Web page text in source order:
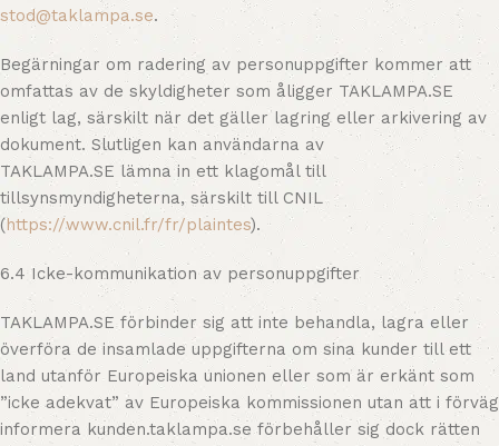
stod@taklampa.se.
Begärningar om radering av personuppgifter kommer att
omfattas av de skyldigheter som åligger TAKLAMPA.SE
enligt lag, särskilt när det gäller lagring eller arkivering av
dokument. Slutligen kan användarna av
TAKLAMPA.SE lämna in ett klagomål till
tillsynsmyndigheterna, särskilt till CNIL
(https://www.cnil.fr/fr/plaintes).
6.4 Icke-kommunikation av personuppgifter
TAKLAMPA.SE förbinder sig att inte behandla, lagra eller
överföra de insamlade uppgifterna om sina kunder till ett
land utanför Europeiska unionen eller som är erkänt som
”icke adekvat” av Europeiska kommissionen utan att i förväg
informera kunden.taklampa.se förbehåller sig dock rätten